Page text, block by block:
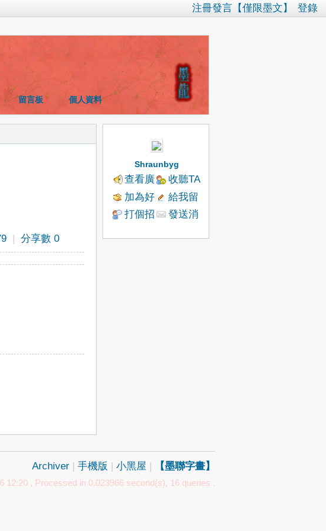
注冊發言【僅限墨文】 登錄
留言板 個人資料
| 分享數 0
Shraunbyg
查看廣
播
收聽TA
加為好
友
給我留
言
打個招
發送消
Archiver | 手機版 | 小黑屋 | 【墨聯字畫】
12:20 , Processed in 0.023966 second(s), 16 queries .